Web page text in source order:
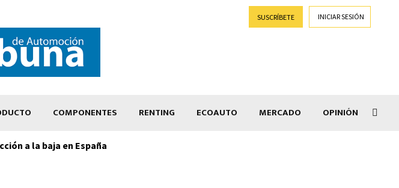
SUSCRÍBETE INICIAR SESIÓN
COMPONENTES RENTING ECOAUTO MERCADO OPINIÓN
a la baja en España